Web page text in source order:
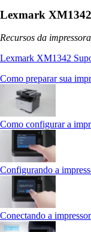
Lexmark XM1342
Recursos da
Lexmark XM1342
Como preparar sua
Como configurar a
Configurando a
Conectando a